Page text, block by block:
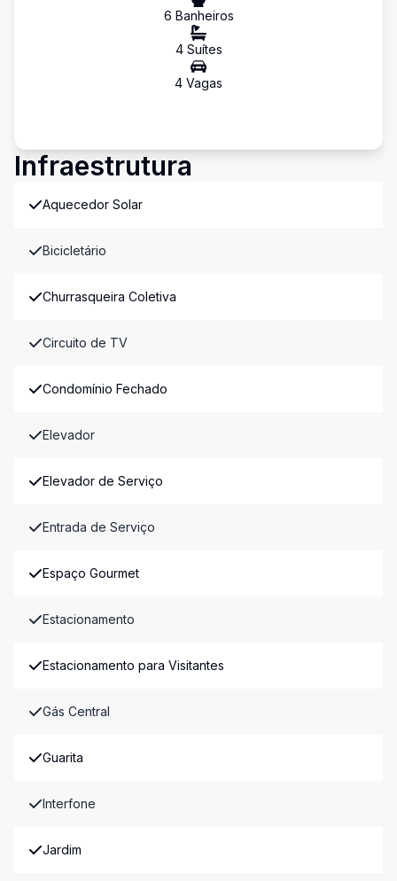
6 Banheiros
4Suítes
4 Vagas
Infraestrutura
Aquecedor Solar
Bicicletário
Churrasqueira Coletiva
Circuito de TV
Condomínio Fechado
Elevador
Elevador de Serviço
Entrada de Serviço
Espaço Gourmet
Estacionamento
Estacionamento para Visitantes
Gás Central
Guarita
Interfone
Jardim